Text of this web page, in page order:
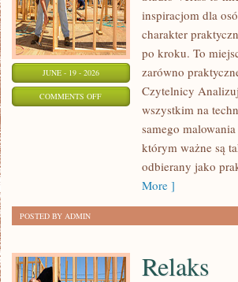
JUNE - 19 - 2026
COMMENTS OFFON
STYLIZACJE
inspiracjom dla
charakter
po kroku. To
zarówno
Czytelnicy
wszystkim na
samego
którym ważne są
odbierany jako
More ]
POSTED BY ADMIN
Relaks